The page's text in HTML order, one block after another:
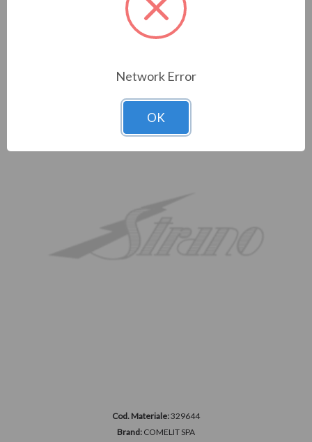
Accedi per vedere i prezzi
Cod. Materiale:329644
Brand: COMELIT SPA
Network Error
OK